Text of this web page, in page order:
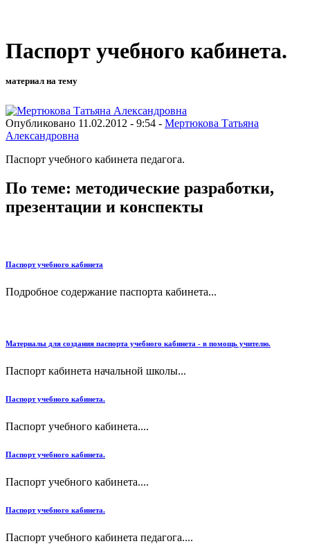
Паспорт учебного кабинета.
материал на тему
Опубликовано 11.02.2012 - 9:54 - Мертюкова Татьяна
Александровна
Паспорт учебного кабинета педагога.
По теме: методические разработки,
презентации и конспекты
Паспорт учебного кабинета
Подробное содержание паспорта кабинета...
Материалы для создания паспорта учебного кабинета - в помощь учителю.
Паспорт кабинета начальной школы...
Паспорт учебного кабинета.
Паспорт учебного кабинета....
Паспорт учебного кабинета.
Паспорт учебного кабинета....
Паспорт учебного кабинета.
Паспорт учебного кабинета педагога....